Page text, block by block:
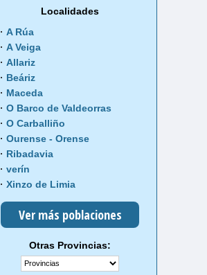
Localidades
A Rúa
A Veiga
Allariz
Beáriz
Maceda
O Barco de Valdeorras
O Carballiño
Ourense - Orense
Ribadavia
verín
Xinzo de Limia
Ver más poblaciones
Otras Provincias: